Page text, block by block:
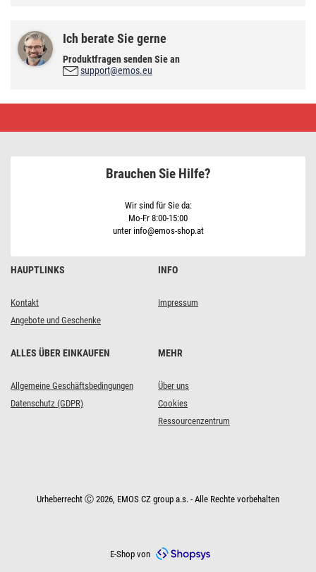
Ich berate Sie gerne
Produktfragen senden Sie an
support@emos.eu
IP20
HAUPTLINKS
Kontakt
Angebote und Geschenke
INFO
Impressum
ALLES ÜBER EINKAUFEN
Allgemeine Geschäftsbedingungen
Datenschutz (GDPR)
MEHR
Über uns
Cookies
Ressourcenzentrum
Brauchen Sie Hilfe?
Wir sind für Sie da:
Mo-Fr 8:00-15:00
unter info@emos-shop.at
Urheberrecht Ⓒ 2026, EMOS CZ group a.s. - Alle Rechte vorbehalten
E-Shop von